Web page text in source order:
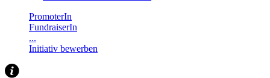
PromoterIn
FundraiserIn
...
Initiativ bewerben